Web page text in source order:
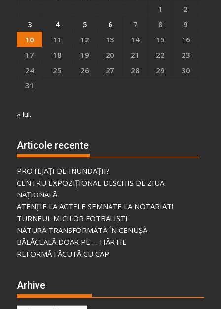
1
2
3
4 5 6 7 8
9
10
11 12 13 14 15
16
17
18 19 20 21 22
23
24
25 26 27 28 29
30
31
« iul.
Articole recente
PROTEJAȚI DE INUNDAȚII?
CENTRU EXPOZIȚIONAL DESCHIS DE ZIUA
NAȚIONALĂ
ATENȚIE LA ACTELE SEMNATE LA NOTARIAT!
TURNEUL MICILOR FOTBALIȘTI
NATURĂ TRANSFORMATĂ ÎN CENUȘĂ
BĂLĂCEALĂ DOAR PE … HÂRTIE
REFORMĂ FĂCUTĂ CU CAP
Arhive